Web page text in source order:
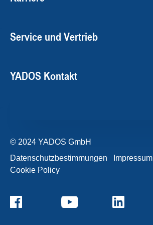
Service und Vertrieb
YADOS Kontakt
© 2024 YADOS GmbH
Datenschutzbestimmungen
Impressum
Cookie Policy